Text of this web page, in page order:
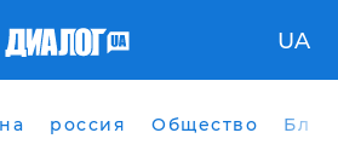
UA
россия Общество